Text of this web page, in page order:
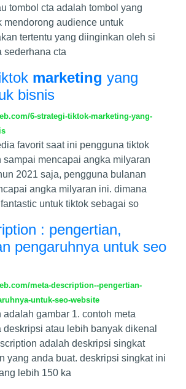
tombol cta adalah tombol yang
mendorong audience untuk
tertentu yang diinginkan oleh si
sederhana cta
marketing yang
bisnis
6-strategi-tiktok-marketing-yang-
favorit saat ini pengguna tiktok
sampai mencapai angka milyaran
2021 saja, pengguna bulanan
angka milyaran ini. dimana
untuk tiktok sebagai so
: pengertian,
pengaruhnya untuk seo
meta-description--pengertian-
untuk-seo-website
adalah gambar 1. contoh meta
deskripsi atau lebih banyak dikenal
adalah deskripsi singkat
yang anda buat. deskripsi singkat ini
lebih 150 ka